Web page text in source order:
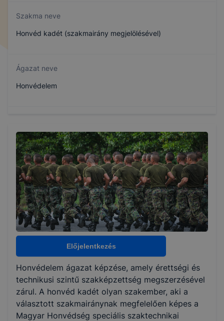
Szakma neve
Honvéd kadét (szakmairány megjelölésével)
Ágazat neve
Honvédelem
510311105
Képzés időtartama
5 év
Választható szakmairányok:
Elektronikai technikus
Gépjármű mechatronikai technikus (szerviz)
Honvédelmi igazgatási ügyintéző
Infokommunikációs hálózatépítő és -üzemeltető
technikus
Informatikai rendszer- és alkalmazásüzemeltető
Környezetvédelmi technikus(környezetvédelem)
Logisztikai technikus
Előjelentkezés
Honvédelem ágazat képzése, amely érettségi és
technikusi szintű szakképzettség megszerzésével
zárul. A honvéd kadét olyan szakember, aki a
választott szakmairánynak megfelelően képes a
Magyar Honvédség speciális szaktechnikai